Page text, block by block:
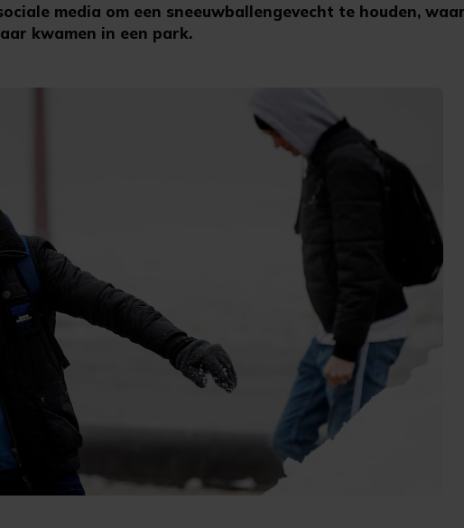
media om een sneeuwballengevecht te houden,
kwamen in een park.